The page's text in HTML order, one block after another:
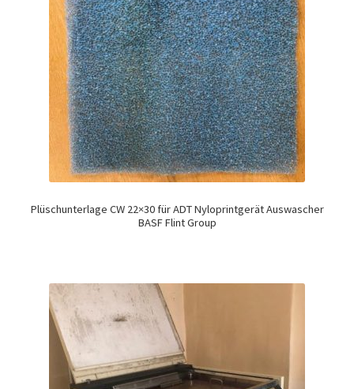
Plüschunterlage CW 22×30 für ADT Nyloprintgerät Auswascher
BASF Flint Group